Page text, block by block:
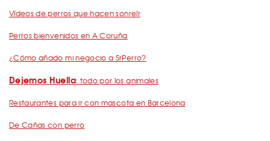
Vídeos de perros que hacen sonreír
Perros bienvenidos en A Coruña
¿Cómo añado mi negocio a SrPerro?
Dejemos Huella: todo por los animales
Restaurantes para ir con mascota en Barcelona
De Cañas con perro